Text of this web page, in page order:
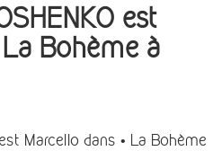
est
Bohème à
Marcello dans • La Bohème